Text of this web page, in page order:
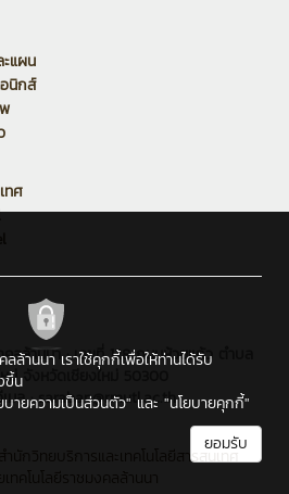
แผน
นิกส์
ทศ
ลล้านนา : เลขที่ 128 ถนนห้วยแก้ว ตำบล
ม่ จังหวัดเชียงใหม่ 50300
ล : saraban@rmutl.ac.th
ล้านนา เราใช้คุกกี้เพื่อให้ท่านได้รับ
ขึ้น
บายความเป็นส่วนตัว" และ "นโยบายคุกกี้"
ยอมรับ
สำนักวิทยบริการและเทคโนโลยีสารสนเทศ